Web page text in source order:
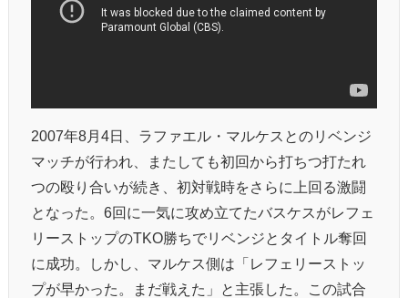
2007年8月4日、ラファエル・マルケスとのリベンジ
マッチが行われ、またしても初回から打ちつ打たれ
つの殴り合いが続き、初対戦時をさらに上回る激闘
となった。6回に一気に攻め立てたバスケスがレフェ
リーストップのTKO勝ちでリベンジとタイトル奪回
に成功。しかし、マルケス側は「レフェリーストッ
プが早かった。まだ戦えた」と主張した。この試合